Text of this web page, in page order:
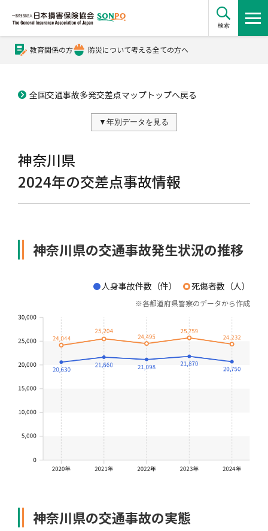
検索
公式Xアカウント
損害保険とは？
損害保険とは？トップ
自賠責保険
火災保険
地震保険
傷害保険
協会の活動・概要
協会の活動・概要トップ
協会概要
業務・財務等に関する資料
規範、方針、指針・基準、ガイドライン等
会員会社情報
損害保険会社の概況
各社の商品について
お客様の声を受けた取り組み
試験・研修トップ
損害保険代理店について
「損害保険登録鑑定人」認定試験
統計・刊行物・報告書
統計・刊行物・報告書トップ
統計
お知らせ
お知らせトップ
相談・通報等窓口
教育関係の方 防災について考える全ての方へ
全国交通事故多発交差点マップトップへ戻る
神奈川県
2024年の交差点事故情報
神奈川県の交通事故発生状況の推移
人身事故件数（件） 死傷者数（人）
※各都道府県警察のデータから作成
神奈川県の交通事故の実態